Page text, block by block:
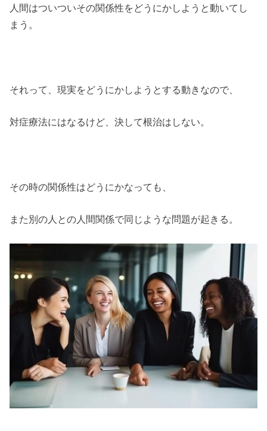
人間はついついその関係性をどうにかしようと動いてし
まう。
それって、現実をどうにかしようとする動きなので、
対症療法にはなるけど、決して根治はしない。
その時の関係性はどうにかなっても、
また別の人との人間関係で同じような問題が起きる。